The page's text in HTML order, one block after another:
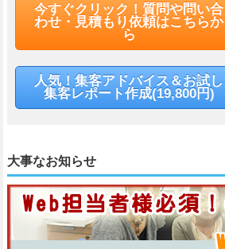
今すぐクリック！質問や問い合
わせ・見積もり依頼はこちらか
ら
人気！集客アドバイス＆お試し
集客レポート作成(19,800円)
大事なお知らせ